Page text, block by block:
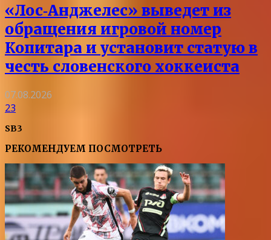
«Лос‑Анджелес» выведет из
обращения игровой номер
Копитара и установит статую в
честь словенского хоккеиста
07.08.2026
23
SB3
РЕКОМЕНДУЕМ ПОСМОТРЕТЬ